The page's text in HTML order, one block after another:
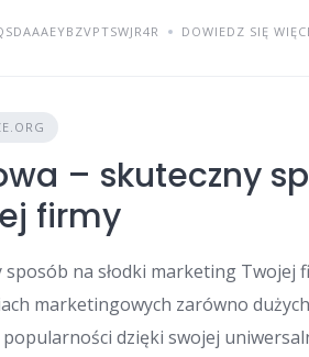
DOWIEDZ SIĘ
– skuteczny
firmy
na słodki marketing Twojej
marketingowych zarówno
dzięki swojej